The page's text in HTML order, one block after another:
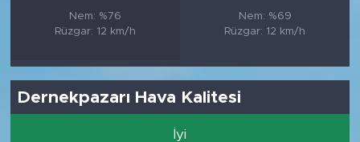
Nem: %76
Rüzgar: 12 km/h
Nem: %69
Rüzgar: 12 km/h
Dernekpazarı Hava Kalitesi
İyi